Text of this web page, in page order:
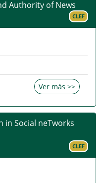
Authority of News
CLEF
Ver más >>
in Social neTworks
CLEF